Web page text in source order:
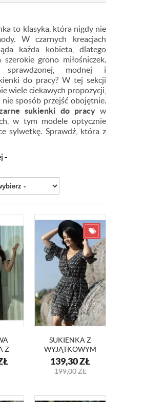
to klasyka, która nigdy nie
W czarnych kreacjach
każda kobieta, dlatego
grono miłośniczek.
sprawdzonej, modnej i
do pracy? W tej sekcji
wiele ciekawych propozycji,
sposób przejść obojętnie.
sukienki do pracyw
w tym modele optycznie
sylwetkę. Sprawdź, która z
-
Z
SUKIENKA Z
WYJĄTKOWYM
PRINTEM TINA
KM345
139,30ZŁ
199,00ZŁ